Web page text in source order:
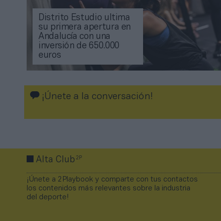
Distrito Estudio ultima
su primera apertura en
Andalucía con una
inversión de 650.000
euros
¡Únete a la conversación!
Alta Club2P
¡Únete a 2Playbook y comparte con tus contactos
los contenidos más relevantes sobre la industria
del deporte!